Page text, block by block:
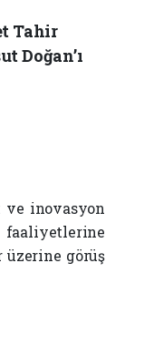
Tahir
Doğan’ı
inovasyon
faaliyetlerine
görüş